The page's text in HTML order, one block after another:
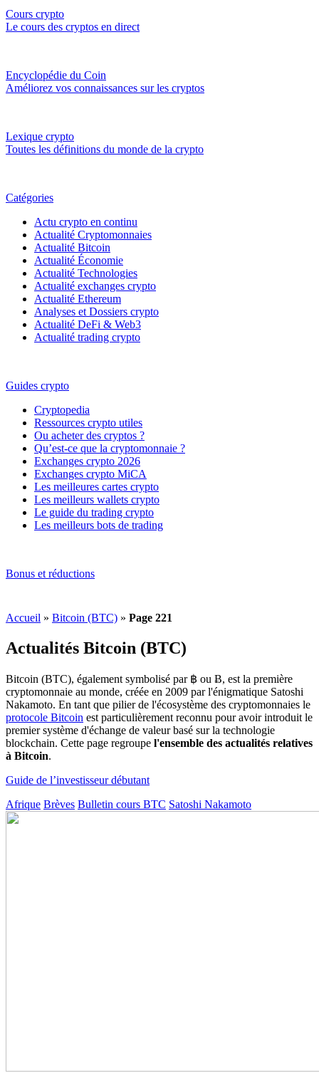
Cours crypto
Le cours des cryptos en direct
Encyclopédie du Coin
Améliorez vos connaissances sur les cryptos
Lexique crypto
Toutes les définitions du monde de la crypto
Catégories
Actu crypto en continu
Actualité Cryptomonnaies
Actualité Bitcoin
Actualité Économie
Actualité Technologies
Actualité exchanges crypto
Actualité Ethereum
Analyses et Dossiers crypto
Actualité DeFi & Web3
Actualité trading crypto
Guides crypto
Cryptopedia
Ressources crypto utiles
Ou acheter des cryptos ?
Qu’est-ce que la cryptomonnaie ?
Exchanges crypto 2026
Exchanges crypto MiCA
Les meilleures cartes crypto
Les meilleurs wallets crypto
Le guide du trading crypto
Les meilleurs bots de trading
Bonus et réductions
Accueil » Bitcoin (BTC) » Page 221
Actualités Bitcoin (BTC)
Bitcoin (BTC), également symbolisé par ฿ ou Ƀ, est la première
cryptomonnaie au monde, créée en 2009 par l'énigmatique Satoshi
Nakamoto. En tant que pilier de l'écosystème des cryptomonnaies le
protocole Bitcoin est particulièrement reconnu pour avoir introduit le
premier système d'échange de valeur basé sur la technologie
blockchain. Cette page regroupe l'ensemble des actualités relatives
à Bitcoin.
Guide de l’investisseur débutant
Afrique Brèves Bulletin cours BTC Satoshi Nakamoto